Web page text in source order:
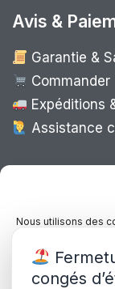
Nous utilisons des
notre site, analyser
Vous pouvez
moment.
Avis &
Garantie &
Commander
Expéditions
Assistance
Expédition
Livraison
“
congés